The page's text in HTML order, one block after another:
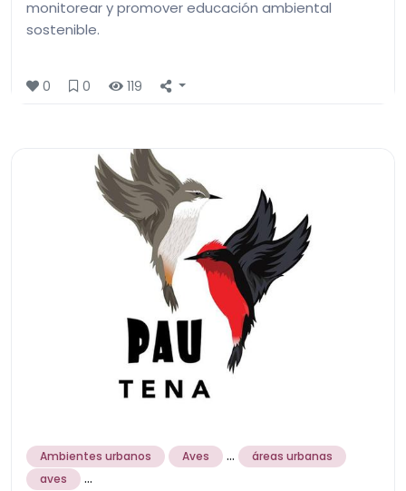
monitorear y promover educación ambiental
sostenible.
0 0 119
Ambientes urbanos Aves ...
áreas urbanas
aves
...